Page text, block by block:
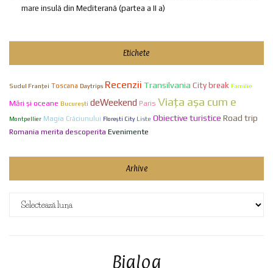
mare insulă din Mediterană (partea a II a)
Etichete
Sudul Franței Toscana Daytrips Recenzii Transilvania City break Familie
Mări și oceane Bucureşti deWeekend Paris Viaţa aşa cum e
Montpellier Magia Crăciunului Florești City Liste Obiective turistice Road trip
Romania merita descoperita Evenimente
Arhive
Arhive
Bialog